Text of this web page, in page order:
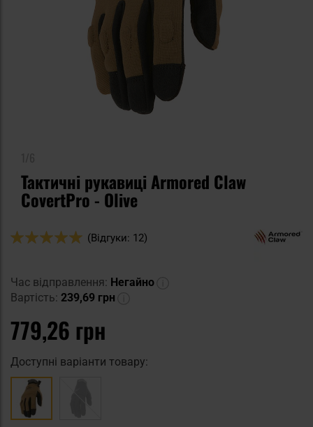
Тактичні рукавиці Armored Claw
CovertPro - Olive
Оцінка:
(Відгуки: 12)
Час відправлення: Негайно
Вартість: 239,69 грн
779,26 грн
Доступні варіанти товару: